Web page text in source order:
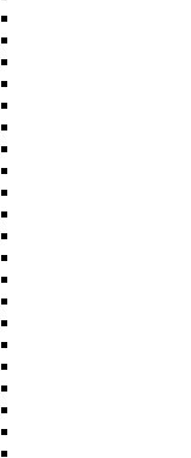
14S
– 5G
– 4G
– 5G
– 4G
– 4G
– 4G
– 5G
12S
– 5G
– 4G
PRO
11S
– 4G
PRO
– 5G
10S
PRO
9S